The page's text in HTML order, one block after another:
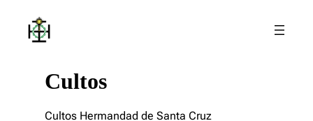
contenido
Cultos
Cultos Hermandad de Santa Cruz